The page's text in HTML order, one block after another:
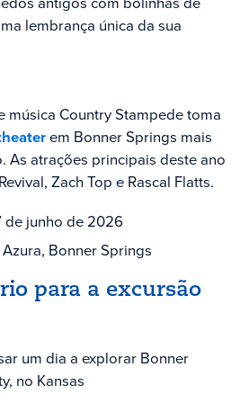
lembrança única da sua
música Country Stampede toma
em Bonner Springs mais
As atrações principais deste ano
Zach Top e Rascal Flatts.
de junho de 2026
Bonner Springs
para a excursão
um dia a explorar Bonner
no Kansas